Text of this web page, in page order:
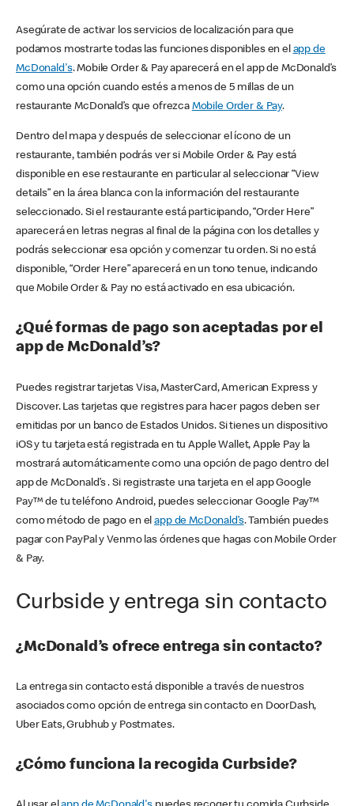
Asegúrate de activar los servicios de localización para que
podamos mostrarte todas las funciones disponibles en el app de
McDonald's. Mobile Order & Pay aparecerá en el app de McDonald’s
como una opción cuando estés a menos de 5 millas de un
restaurante McDonald’s que ofrezca Mobile Order & Pay.
Dentro del mapa y después de seleccionar el ícono de un
restaurante, también podrás ver si Mobile Order & Pay está
disponible en ese restaurante en particular al seleccionar “View
details” en la área blanca con la información del restaurante
seleccionado. Si el restaurante está participando, “Order Here”
aparecerá en letras negras al final de la página con los detalles y
podrás seleccionar esa opción y comenzar tu orden. Si no está
disponible, “Order Here” aparecerá en un tono tenue, indicando
que Mobile Order & Pay no está activado en esa ubicación.
¿Qué formas de pago son aceptadas por el
app de McDonald’s?
Puedes registrar tarjetas Visa, MasterCard, American Express y
Discover. Las tarjetas que registres para hacer pagos deben ser
emitidas por un banco de Estados Unidos. Si tienes un dispositivo
iOS y tu tarjeta está registrada en tu Apple Wallet, Apple Pay la
mostrará automáticamente como una opción de pago dentro del
app de McDonald’s . Si registraste una tarjeta en el app Google
Pay™ de tu teléfono Android, puedes seleccionar Google Pay™
como método de pago en elapp de McDonald’s. También puedes
pagar con PayPal y Venmo las órdenes que hagas con Mobile Order
& Pay.
Curbside y entrega sin contacto
¿McDonald’s ofrece entrega sin contacto?
La entrega sin contacto está disponible a través de nuestros
asociados como opción de entrega sin contacto en DoorDash,
Uber Eats, Grubhub y Postmates.
¿Cómo funciona la recogida Curbside?